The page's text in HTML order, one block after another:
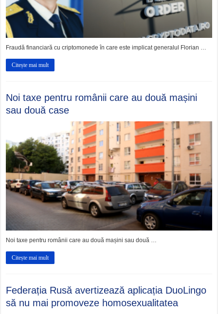
Fraudă financiară cu criptomonede în care este implicat generalul Florian …
Citește mai mult
Noi taxe pentru românii care au două mașini
sau două case
Noi taxe pentru românii care au două mașini sau două …
Citește mai mult
Federația Rusă avertizează aplicația DuoLingo
să nu mai promoveze homosexualitatea